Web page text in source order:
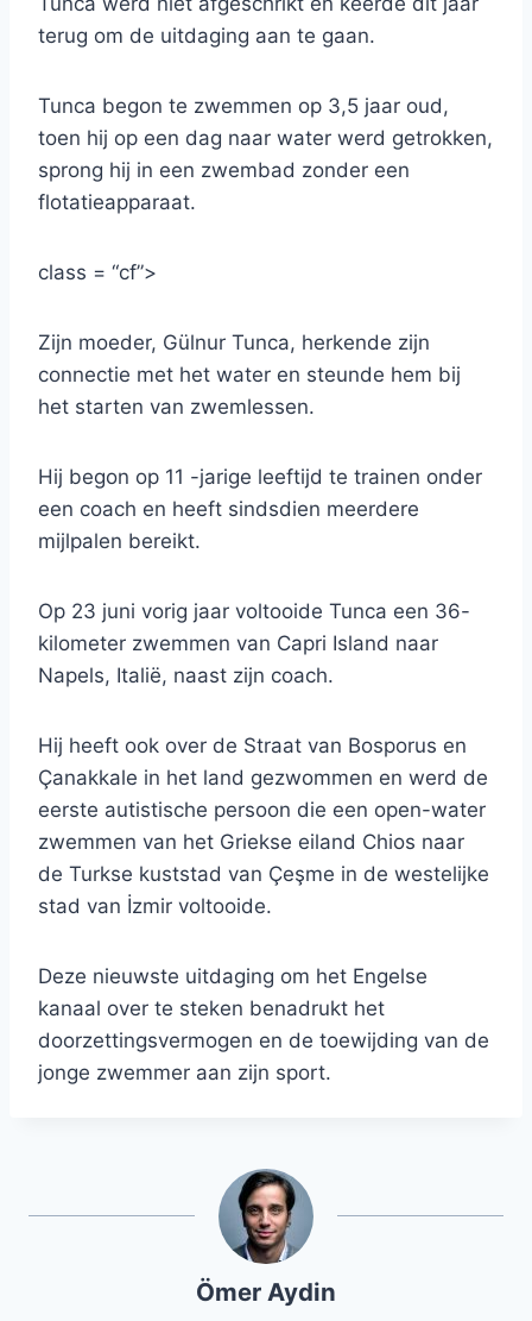
terug om de uitdaging aan te gaan.
Tunca begon te zwemmen op 3,5 jaar oud,
toen hij op een dag naar water werd getrokken,
sprong hij in een zwembad zonder een
flotatieapparaat.
class = “cf”>
Zijn moeder, Gülnur Tunca, herkende zijn
connectie met het water en steunde hem bij
het starten van zwemlessen.
Hij begon op 11 -jarige leeftijd te trainen onder
een coach en heeft sindsdien meerdere
mijlpalen bereikt.
Op 23 juni vorig jaar voltooide Tunca een 36-
kilometer zwemmen van Capri Island naar
Napels, Italië, naast zijn coach.
Hij heeft ook over de Straat van Bosporus en
Çanakkale in het land gezwommen en werd de
eerste autistische persoon die een open-water
zwemmen van het Griekse eiland Chios naar
de Turkse kuststad van Çeşme in de westelijke
stad van İzmir voltooide.
Deze nieuwste uitdaging om het Engelse
kanaal over te steken benadrukt het
doorzettingsvermogen en de toewijding van de
jonge zwemmer aan zijn sport.
Ömer Aydin